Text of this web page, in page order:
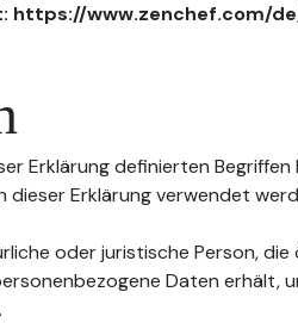
https://www.zenchef.com/
Erklärung definierten
dieser Erklärung verwendet
oder juristische Person, die
Daten erhält,